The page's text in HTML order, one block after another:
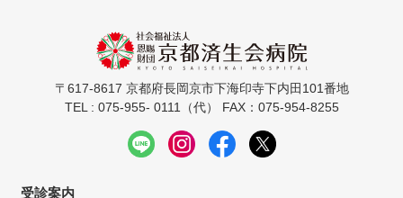
〒617-8617 京都府長岡京市下海印寺下内田101番地
TEL : 075-955- 0111（代） FAX：075-954-8255
受診案内